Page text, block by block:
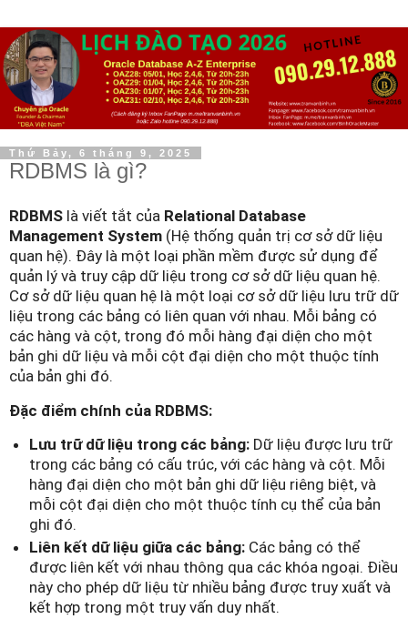
Thứ Bảy, 6 tháng 9, 2025
RDBMS là gì?
RDBMS là viết tắt của Relational Database
Management System (Hệ thống quản trị cơ sở dữ liệu
quan hệ). Đây là một loại phần mềm được sử dụng để
quản lý và truy cập dữ liệu trong cơ sở dữ liệu quan hệ.
Cơ sở dữ liệu quan hệ là một loại cơ sở dữ liệu lưu trữ dữ
liệu trong các bảng có liên quan với nhau. Mỗi bảng có
các hàng và cột, trong đó mỗi hàng đại diện cho một
bản ghi dữ liệu và mỗi cột đại diện cho một thuộc tính
của bản ghi đó.
Đặc điểm chính của RDBMS:
Lưu trữ dữ liệu trong các bảng: Dữ liệu được lưu trữ
trong các bảng có cấu trúc, với các hàng và cột. Mỗi
hàng đại diện cho một bản ghi dữ liệu riêng biệt, và
mỗi cột đại diện cho một thuộc tính cụ thể của bản
ghi đó.
Liên kết dữ liệu giữa các bảng: Các bảng có thể
được liên kết với nhau thông qua các khóa ngoại. Điều
này cho phép dữ liệu từ nhiều bảng được truy xuất và
kết hợp trong một truy vấn duy nhất.